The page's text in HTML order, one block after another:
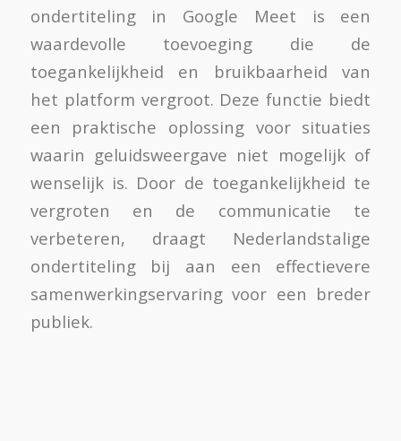
ondertiteling in Google Meet is een
waardevolle toevoeging die de
toegankelijkheid en bruikbaarheid van
het platform vergroot. Deze functie biedt
een praktische oplossing voor situaties
waarin geluidsweergave niet mogelijk of
wenselijk is. Door de toegankelijkheid te
vergroten en de communicatie te
verbeteren, draagt Nederlandstalige
ondertiteling bij aan een effectievere
samenwerkingservaring voor een breder
publiek.